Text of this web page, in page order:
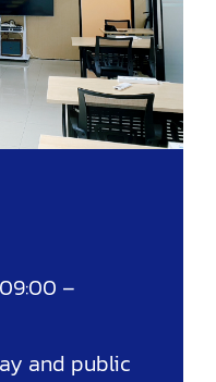
–
and public